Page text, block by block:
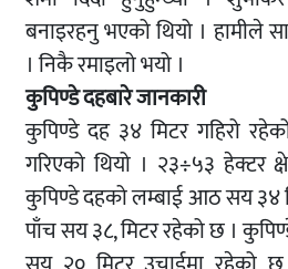
बनाइरहनु भएको थियो । हामीले
। निकै रमाइलो भयो ।
कुपिण्डे दहबारे जानकारी
कुपिण्डे दह ३४ मिटर गहिरो
गरिएको थियो । २३÷५३ हेक्टर
कुपिण्डे दहको लम्बाई आठ सय ३४
पाँच सय ३८, मिटर रहेको छ ।